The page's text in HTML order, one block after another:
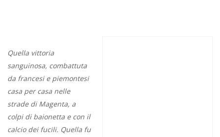
Stava concludendo la seconda elementare. E quel giorno tutte le
scolaresche, inquadrate e coperte, partecipavano alle
celebrazioni della Battaglia, avvenuta il 4 giugno 1859. Dalla
scuola elementare Giuseppe Mazzini lungo la via omonima della
battaglia, poi a sinistra per la Luigi Brocca che costeggia la
strada ferrata Milano Torino sino all’Ossario. Apriva il corteo il
Prevosto, che avrebbe tenuto la Santa Messa sul campo,